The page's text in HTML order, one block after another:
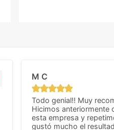
M C
Todo genial!! Muy
Hicimos anteriormente
esta empresa y
gustó mucho el